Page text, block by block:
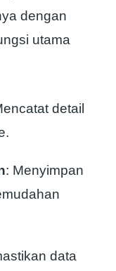
dengan
utama
detail
: Menyimpan
data